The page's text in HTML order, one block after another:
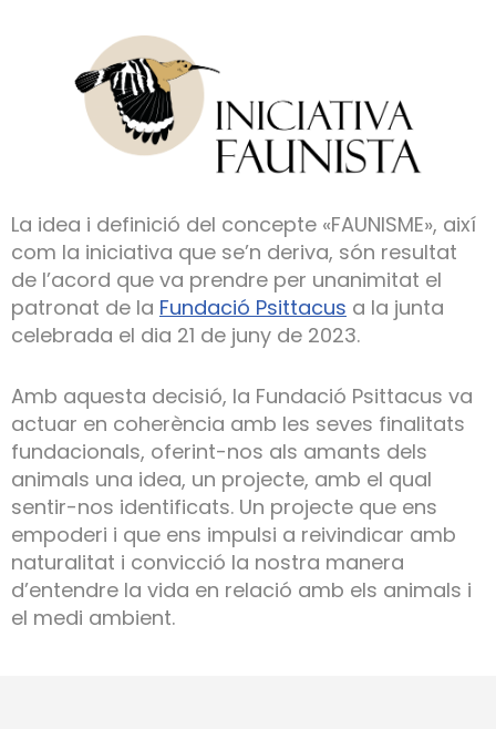
La idea i definició del concepte «FAUNISME», així
com la iniciativa que se’n deriva, són resultat
de l’acord que va prendre per unanimitat el
patronat de la Fundació Psittacus a la junta
celebrada el dia 21 de juny de 2023.
Amb aquesta decisió, la Fundació Psittacus va
actuar en coherència amb les seves finalitats
fundacionals, oferint-nos als amants dels
animals una idea, un projecte, amb el qual
sentir-nos identificats. Un projecte que ens
empoderi i que ens impulsi a reivindicar amb
naturalitat i convicció la nostra manera
d’entendre la vida en relació amb els animals i
el medi ambient.